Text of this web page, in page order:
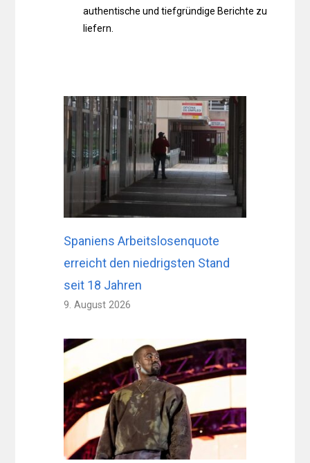
authentische und tiefgründige Berichte zu
liefern.
Spaniens Arbeitslosenquote
erreicht den niedrigsten Stand
seit 18 Jahren
9. August 2026